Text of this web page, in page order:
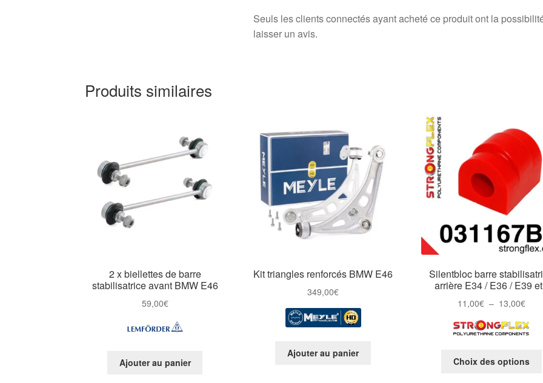
Seuls les clients connectés ayant acheté ce produit ont la
laisser un avis.
Produits similaires
2 x biellettes de barre
stabilisatrice avant BMW E46
59,00€
Ajouter au panier
Kit triangles renforcés BMW E46
349,00€
Ajouter au panier
Silentbloc barre
arrière E34 / E36 / E39
11,00€ – 13,00€
prix :
Choix des options